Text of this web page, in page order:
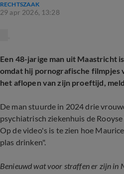
RECHTSZAAK
29 apr 2026, 13:28
Een 48-jarige man uit Maastricht
omdat hij pornografische filmpjes
het aflopen van zijn proeftijd,
De man stuurde in 2024 drie
psychiatrisch ziekenhuis de
Op de video's is te zien hoe
plas drinken".
Benieuwd wat voor straffen er zijn in